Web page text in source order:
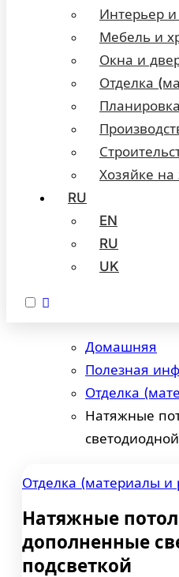
Интерьер и
Мебель и
Окна и
Отделка
Планировка
Хозяйке на
RU
EN
RU
UK
Домашняя
Полезная
Отделка
Натяжные
Отделка (материалы и
Натяжные
дополненные
подсветкой